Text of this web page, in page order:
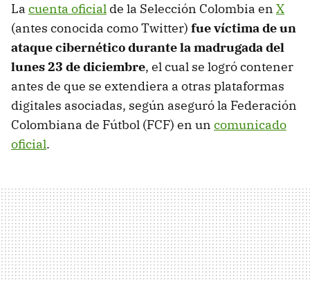
La cuenta oficial de la Selección Colombia en X
(antes conocida como Twitter) fue víctima de un
ataque cibernético durante la madrugada del
lunes 23 de diciembre, el cual se logró contener
antes de que se extendiera a otras plataformas
digitales asociadas, según aseguró la Federación
Colombiana de Fútbol (FCF) en un comunicado
oficial.